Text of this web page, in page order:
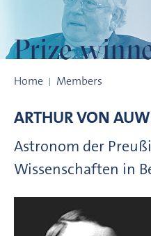
Prize
Home Members
ARTHUR VON
Astronom der
Wissenschaften in